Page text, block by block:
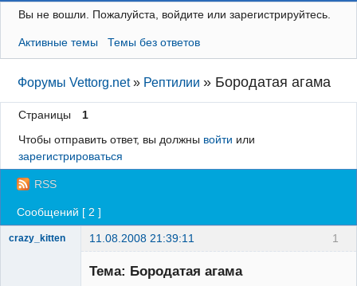
Главная
Пользователи
Правила
Поиск
Регистрация
Вход
Вы не вошли. Пожалуйста, войдите или зарегистрируйтесь.
Активные темы Темы без ответов
Форумы Vettorg.net » Рептилии » Бородатая агама
Страницы
1
Чтобы отправить ответ, вы должны войти или
зарегистрироваться
RSS
Сообщений [ 2 ]
1
crazy_kitten 11.08.2008 21:39:11
Зарегистрированный
Тема: Бородатая агама